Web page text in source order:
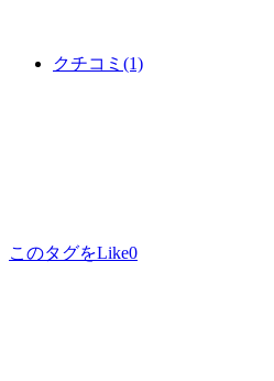
クチコミ (1)
このタグをLike0